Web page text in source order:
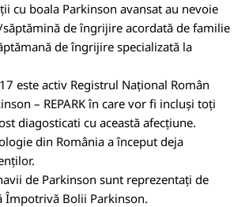
cu boala Parkinson avansat au nevoie
de îngrijire acordată de familie
de îngrijire specializată la
este activ Registrul Național Român
– REPARK în care vor fi incluși toți
diagosticati cu această afecțiune.
din România a început deja
de Parkinson sunt reprezentați de
Împotrivă Bolii Parkinson.